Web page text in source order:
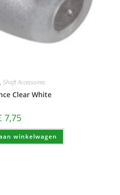
, Shaft Accessoires
Clear White
7,75
winkelwagen